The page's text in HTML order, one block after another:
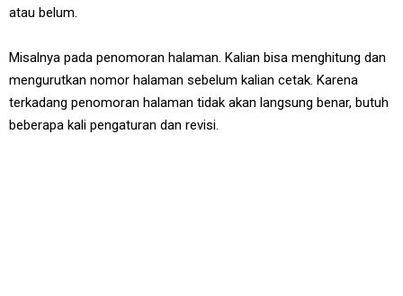
atau belum.
Misalnya pada penomoran halaman. Kalian bisa menghitung dan
mengurutkan nomor halaman sebelum kalian cetak. Karena
terkadang penomoran halaman tidak akan langsung benar, butuh
beberapa kali pengaturan dan revisi.